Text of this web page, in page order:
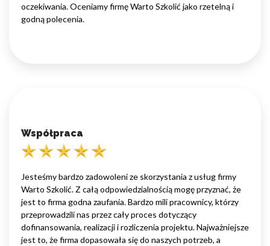
oczekiwania. Oceniamy firmę Warto Szkolić jako rzetelną i
godną polecenia.
Współpraca
Jesteśmy bardzo zadowoleni ze skorzystania z usług firmy
Warto Szkolić. Z całą odpowiedzialnością mogę przyznać, że
jest to firma godna zaufania. Bardzo mili pracownicy, którzy
przeprowadzili nas przez cały proces dotyczący
dofinansowania, realizacji i rozliczenia projektu. Najważniejsze
jest to, że firma dopasowała się do naszych potrzeb, a